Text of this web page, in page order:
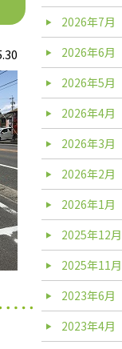
2026年7月
2026年6月
2026年5月
2026年4月
2026年3月
2026年2月
2026年1月
2025年12月
2025年11月
2023年6月
2023年4月